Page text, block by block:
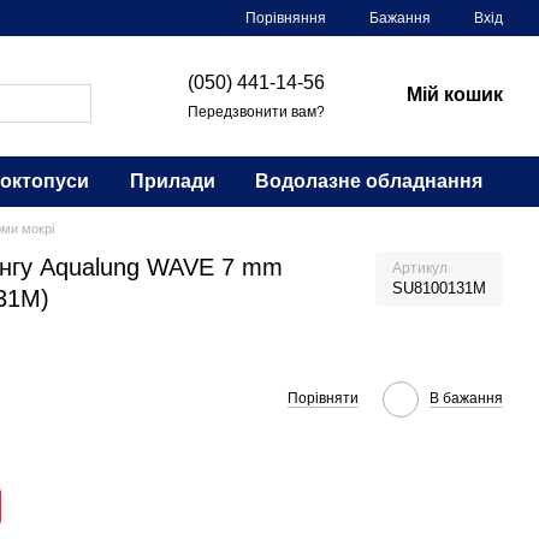
Порівняння Бажання Вхід
(050) 441-14-56
Передзвонити вам?
Мій кошик
Прилади Водолазне обладнання
мокрі
Aqualung WAVE 7 mm
Артикул
SU8100131M
Порівняти В бажання